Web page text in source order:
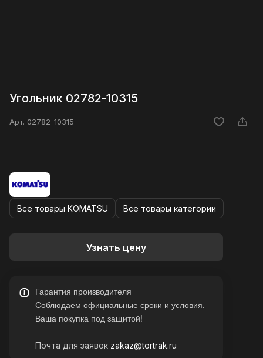
Угольник 02782-10315
Арт. 02782-10315
Все товары KOMATSU Все товары категории
Узнать цену
Гарантия производителя
Соблюдаем официальные сроки и условия.
Ваша покупка под защитой!
Почта для заявок zakaz@tortrak.ru